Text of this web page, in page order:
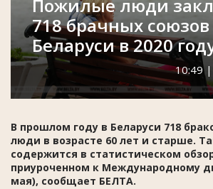
Пожилые люди
718 брачных союзов
Беларуси в 2020
10:49
В прошлом году в Беларуси 718
люди в возрасте 60 лет и старше.
содержится в статистическом
приуроченном к Международному
мая), сообщает БЕЛТА.